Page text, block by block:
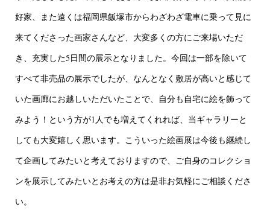
好家、また遠くは福岡県飯塚市からわざわざ電車に乗って見に
来てくださった画家さんなど、大変多くの方にご来場いただ
き、充実した5日間の展示となりました。今回は一部を除いて
すべて非売品の展示でしたが、なんとなく敷居が高いと感じて
いた画廊にお越しいただいたことで、自分も自宅に絵を飾って
みよう！という方が1人でも増えてくれれば、当ギャラリーと
しても大変嬉しく思います。こういった絵画展は今後も継続し
て企画してみたいと考えておりますので、ご自身のコレクショ
ンを展示してみたいとお考えの方は是非お気軽にご相談くださ
い。